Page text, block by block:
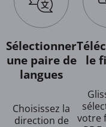
Sélectionner
une paire de
langues
Choisissez la
direction de
le
votre